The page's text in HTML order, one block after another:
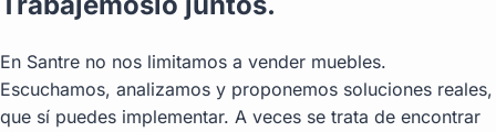
En Santre no nos limitamos a vender muebles.
Escuchamos, analizamos y proponemos soluciones reales,
que sí puedes implementar. A veces se trata de encontrar